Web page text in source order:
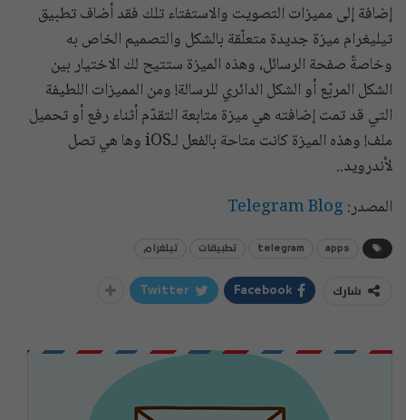
إضافة إلى مميزات التصويت والاستفتاء تلك فقد أضاف تطبيق
تيليغرام ميزة جديدة متعلّقة بالشكل والتصميم الخاص به
وخاصةً صفحة الرسائل، وهذه الميزة ستتيح لك الاختيار بين
الشكل المربّع أو الشكل الدائري للرسالة! ومن المميزات اللطيفة
التي قد تمت إضافته هي ميزة متابعة التقدّم أثناء رفع أو تحميل
ملف! وهذه الميزة كانت متاحة بالفعل لـiOS وها هي تصل
لأندرويد..
المصدر: Telegram Blog
apps
telegram تطبيقات تيلغرام
شارك Facebook
Twitter